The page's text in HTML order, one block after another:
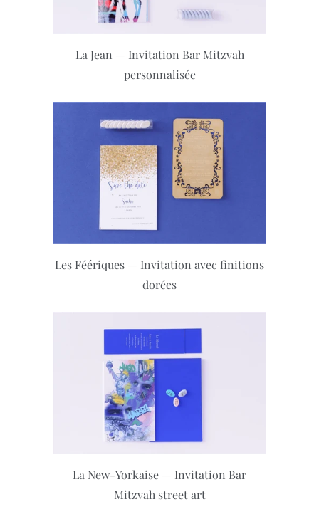
La Jean — Invitation Bar Mitzvah
personnalisée
Les Féériques — Invitation avec finitions
dorées
La New-Yorkaise — Invitation Bar
Mitzvah street art